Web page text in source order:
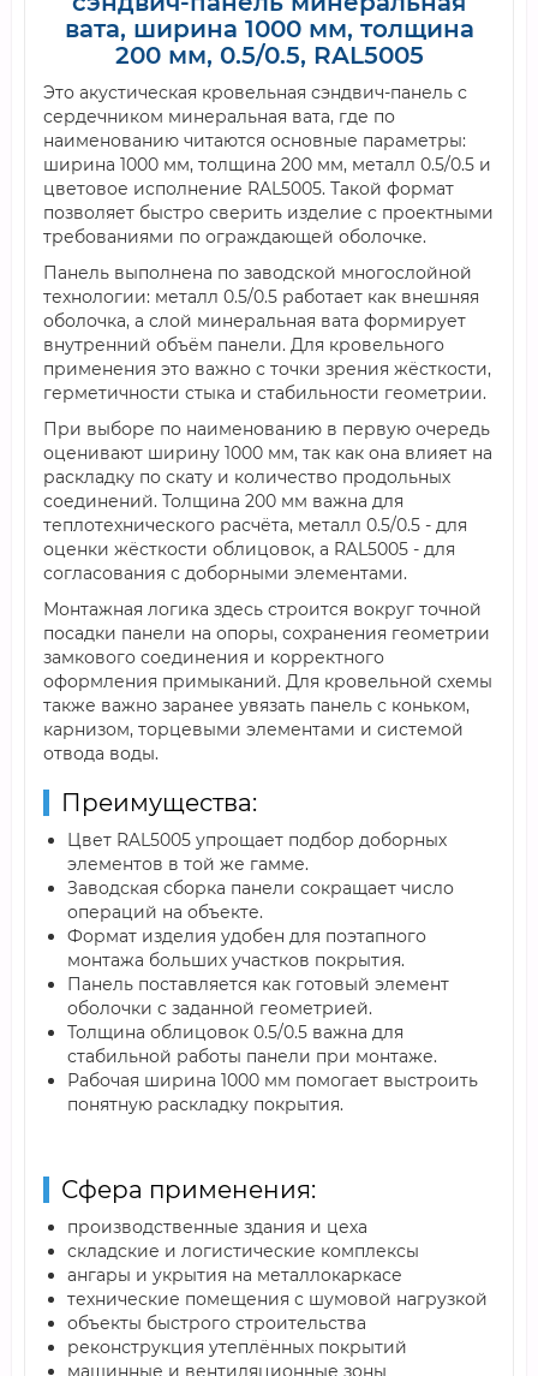
вата, ширина 1000 мм, толщина
200 мм, 0.5/0.5, RAL5005
Это акустическая кровельная сэндвич-панель с
сердечником минеральная вата, где по
наименованию читаются основные параметры:
ширина 1000 мм, толщина 200 мм, металл 0.5/0.5 и
цветовое исполнение RAL5005. Такой формат
позволяет быстро сверить изделие с проектными
требованиями по ограждающей оболочке.
Панель выполнена по заводской многослойной
технологии: металл 0.5/0.5 работает как внешняя
оболочка, а слой минеральная вата формирует
внутренний объём панели. Для кровельного
применения это важно с точки зрения жёсткости,
герметичности стыка и стабильности геометрии.
При выборе по наименованию в первую очередь
оценивают ширину 1000 мм, так как она влияет на
раскладку по скату и количество продольных
соединений. Толщина 200 мм важна для
теплотехнического расчёта, металл 0.5/0.5 - для
оценки жёсткости облицовок, а RAL5005 - для
согласования с доборными элементами.
Монтажная логика здесь строится вокруг точной
посадки панели на опоры, сохранения геометрии
замкового соединения и корректного
оформления примыканий. Для кровельной схемы
также важно заранее увязать панель с коньком,
карнизом, торцевыми элементами и системой
отвода воды.
Преимущества:
Цвет RAL5005 упрощает подбор доборных
элементов в той же гамме.
Заводская сборка панели сокращает число
операций на объекте.
Формат изделия удобен для поэтапного
монтажа больших участков покрытия.
Панель поставляется как готовый элемент
оболочки с заданной геометрией.
Толщина облицовок 0.5/0.5 важна для
стабильной работы панели при монтаже.
Рабочая ширина 1000 мм помогает выстроить
понятную раскладку покрытия.
Сфера применения:
производственные здания и цеха
складские и логистические комплексы
ангары и укрытия на металлокаркасе
технические помещения с шумовой нагрузкой
объекты быстрого строительства
реконструкция утеплённых покрытий
машинные и вентиляционные зоны